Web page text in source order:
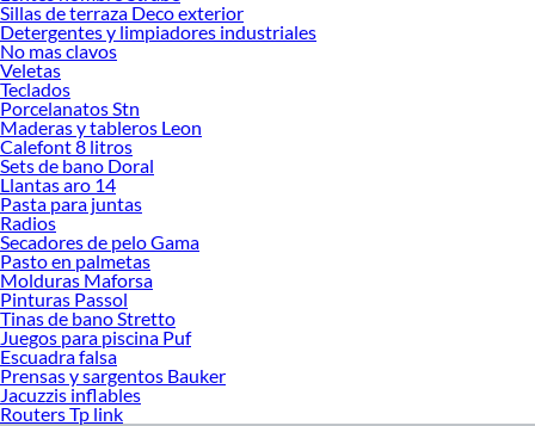
Sillas de terraza Deco exterior
Detergentes y limpiadores industriales
No mas clavos
Veletas
Teclados
Porcelanatos Stn
Maderas y tableros Leon
Calefont 8 litros
Sets de bano Doral
Llantas aro 14
Pasta para juntas
Radios
Secadores de pelo Gama
Pasto en palmetas
Molduras Maforsa
Pinturas Passol
Tinas de bano Stretto
Juegos para piscina Puf
Escuadra falsa
Prensas y sargentos Bauker
Jacuzzis inflables
Routers Tp link